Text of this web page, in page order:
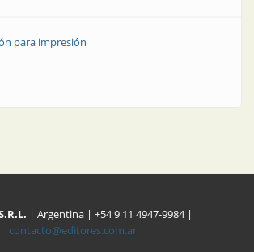
para impresión
| Argentina | +54 9 11 4947-9984 |
contacto@editores.com.ar